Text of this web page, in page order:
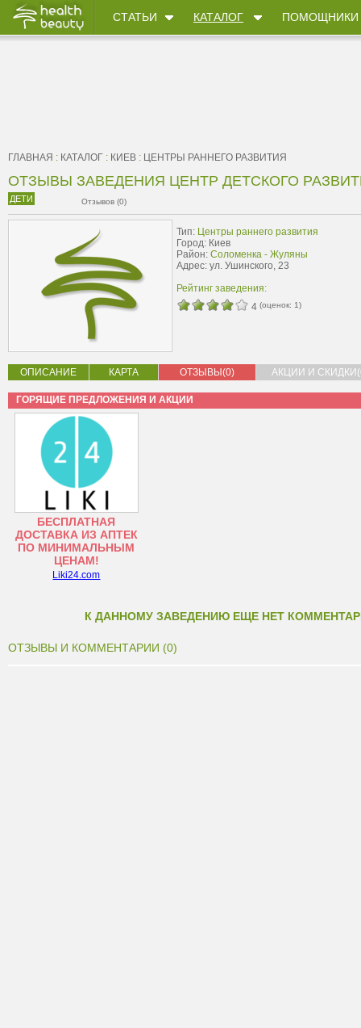
СТАТЬИ КАТАЛОГ ПОМОЩНИКИ
ГЛАВНАЯ : КАТАЛОГ : КИЕВ : ЦЕНТРЫ РАННЕГО РАЗВИТИЯ
ОТЗЫВЫ ЗАВЕДЕНИЯ ЦЕНТР ДЕТСКОГО
ДЕТИ Отзывов (0)
Тип: Центры раннего развития
Город: Киев
Район: Соломенка - Жуляны
Адрес: ул. Ушинского, 23
Рейтинг заведения:
4 (оценок: 1)
ОПИСАНИЕ КАРТА ОТЗЫВЫ(0) АКЦИИ И
ГОРЯЩИЕ ПРЕДЛОЖЕНИЯ И АКЦИИ
БЕСПЛАТНАЯ
ДОСТАВКА ИЗ АПТЕК
ПО МИНИМАЛЬНЫМ
ЦЕНАМ!
Liki24.com
К ДАННОМУ ЗАВЕДЕНИЮ ЕЩЕ НЕТ
ОТЗЫВЫ И КОММЕНТАРИИ (0)